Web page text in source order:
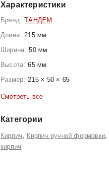
Характеристики
Бренд: ТАНДЕМ
Длина: 215 мм
Ширина: 50 мм
Высота: 65 мм
Размер: 215 × 50 × 65
Смотреть все
Категории
Кирпич Кирпич ручной формовки
кирпич